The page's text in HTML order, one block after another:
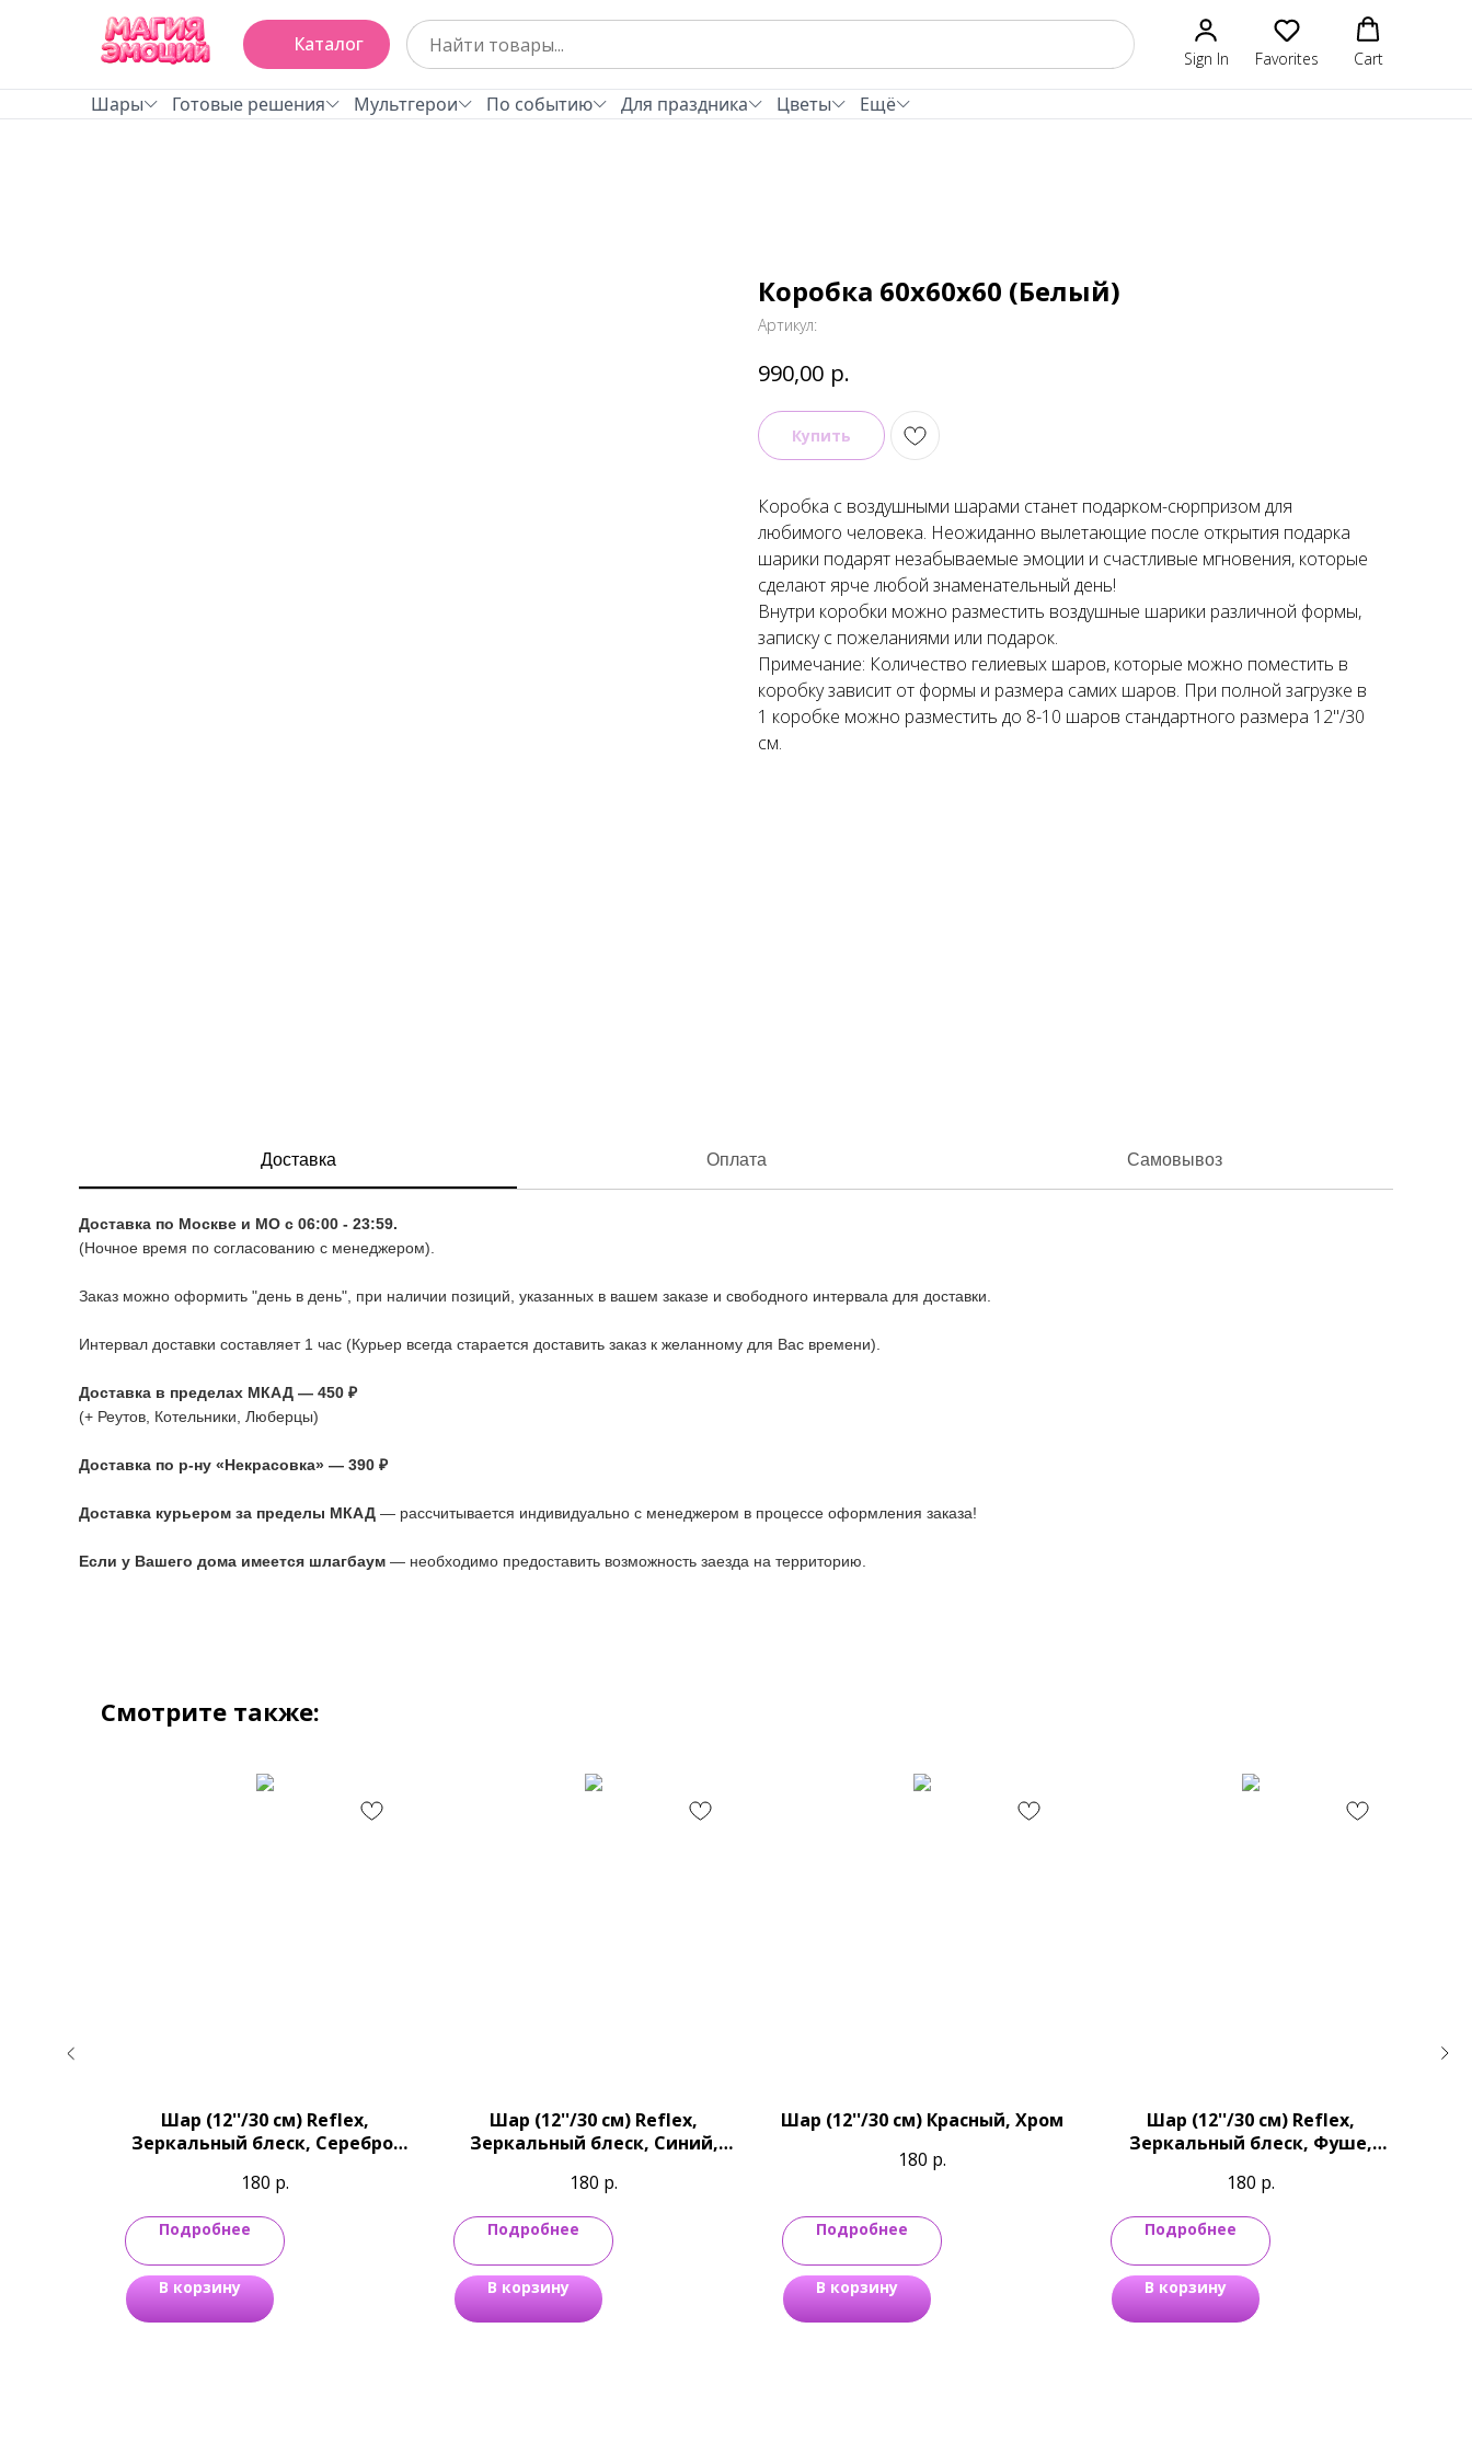
Каталог
Sign In Favorites Cart
Шары Готовые решения Мультгерои По событию Для праздника Цветы Ещё
Коробка 60х60х60 (Белый)
Артикул:
990,00 р.
Купить
Коробка с воздушными шарами станет подарком-сюрпризом для
любимого человека. Неожиданно вылетающие после открытия подарка
шарики подарят незабываемые эмоции и счастливые мгновения, которые
сделают ярче любой знаменательный день!
Внутри коробки можно разместить воздушные шарики различной формы,
записку с пожеланиями или подарок.
Примечание: Количество гелиевых шаров, которые можно поместить в
коробку зависит от формы и размера самих шаров. При полной загрузке в
1 коробке можно разместить до 8-10 шаров стандартного размера 12"/30
см.
Доставка Оплата Самовывоз
Доставка по Москве и МО с 06:00 - 23:59.
(Ночное время по согласованию с менеджером).
Заказ можно оформить "день в день", при наличии позиций, указанных в вашем заказе и свободного интервала для доставки.
Интервал доставки составляет 1 час (Курьер всегда старается доставить заказ к желанному для Вас времени).
Доставка в пределах МКАД — 450 ₽
(+ Реутов, Котельники, Люберцы)
Доставка по р-ну «Некрасовка» — 390 ₽
Доставка курьером за пределы МКАД — рассчитывается индивидуально с менеджером в процессе оформления заказа!
Если у Вашего дома имеется шлагбаум — необходимо предоставить возможность заезда на территорию.
Смотрите также:
Шар (12''/30 см) Reflex,
Зеркальный блеск, Серебро,
180 р.
Подробнее
В корзину
Шар (12''/30 см) Reflex,
Зеркальный блеск, Синий,
180 р.
Подробнее
В корзину
Шар (12''/30 см) Красный, Хром
180 р.
Подробнее
В корзину
Шар (12''/30 см) Reflex,
Зеркальный блеск, Фуше,
180 р.
Подробнее
В корзину